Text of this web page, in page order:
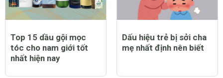
Top 15 dầu gội mọc
tóc cho nam giới tốt
nhất hiện nay
Dấu hiệu trẻ bị sởi cha
mẹ nhất định nên biết